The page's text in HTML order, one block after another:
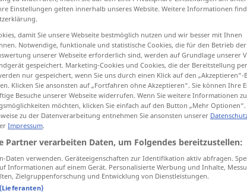
Einstellungen gelten innerhalb unseres Website. Weitere Informationen
damit Sie unsere Webseite bestmöglich nutzen und wir besser mit Ihnen
Notwendige, funktionale und statistische Cookies, die für den Betrieb
unserer Webseite erforderlich sind, werden auf Grundlage unserer
gespeichert. Marketing-Cookies und Cookies, die der Bereitstellung
nur gespeichert, wenn Sie uns durch einen Klick auf den
Klicken Sie ansonsten auf „Fortfahren ohne Akzeptieren“. Sie können Ihre
Besuche unserer Webseite widerrufen. Wenn Sie weitere Informationen
möchten, klicken Sie einfach auf den Button „Mehr Optionen“.
zu der Datenverarbeitung entnehmen Sie ansonsten unserer
Impressum.
Partner verarbeiten Daten, um Folgendes bereitzustellen:
Daten verwenden. Geräteeigenschaften zur Identifikation aktiv abfragen.
Informationen auf einem Gerät. Personalisierte Werbung und Inhalte,
Zielgruppenforschung und Entwicklung von Dienstleistungen.